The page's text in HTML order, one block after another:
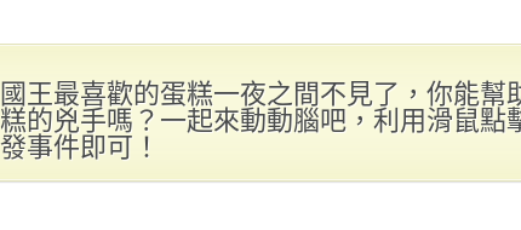
國王最喜歡的蛋糕一夜之間不見了，你能幫
糕的兇手嗎？一起來動動腦吧，利用滑鼠點
發事件即可！